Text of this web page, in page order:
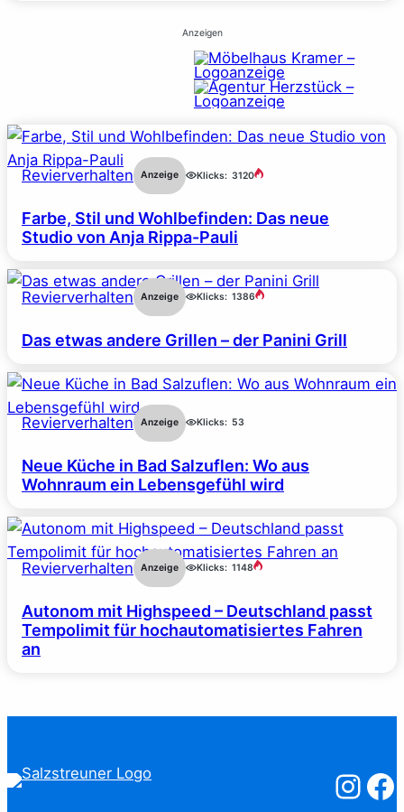
Anzeigen
Revierverhalten Anzeige Klicks: 3120
Farbe, Stil und Wohlbefinden: Das neue
Studio von Anja Rippa-Pauli
Revierverhalten Anzeige Klicks: 1386
Das etwas andere Grillen – der Panini Grill
Revierverhalten Anzeige Klicks: 53
Neue Küche in Bad Salzuflen: Wo aus
Wohnraum ein Lebensgefühl wird
Revierverhalten Anzeige Klicks: 1148
Autonom mit Highspeed – Deutschland passt
Tempolimit für hochautomatisiertes Fahren
an